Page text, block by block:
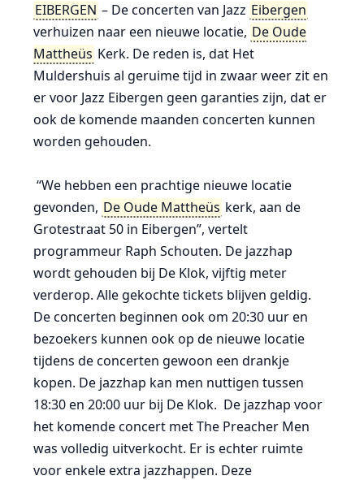
EIBERGEN – De concerten van Jazz Eibergen
verhuizen naar een nieuwe locatie, De Oude
Mattheüs Kerk. De reden is, dat Het
Muldershuis al geruime tijd in zwaar weer zit en
er voor Jazz Eibergen geen garanties zijn, dat er
ook de komende maanden concerten kunnen
worden gehouden.
“We hebben een prachtige nieuwe locatie
gevonden, De Oude Mattheüs kerk, aan de
Grotestraat 50 in Eibergen”, vertelt
programmeur Raph Schouten. De jazzhap
wordt gehouden bij De Klok, vijftig meter
verderop. Alle gekochte tickets blijven geldig.
De concerten beginnen ook om 20:30 uur en
bezoekers kunnen ook op de nieuwe locatie
tijdens de concerten gewoon een drankje
kopen. De jazzhap kan men nuttigen tussen
18:30 en 20:00 uur bij De Klok. De jazzhap voor
het komende concert met The Preacher Men
was volledig uitverkocht. Er is echter ruimte
voor enkele extra jazzhappen. Deze